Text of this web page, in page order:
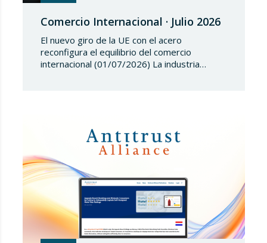
Comercio Internacional · Julio 2026
El nuevo giro de la UE con el acero
reconfigura el equilibrio del comercio
internacional (01/07/2026) La industria
entrada de acero, estableciendo un
contingente arancelario de…